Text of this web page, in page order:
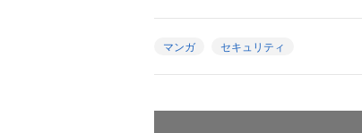
マンガ セキュリティ